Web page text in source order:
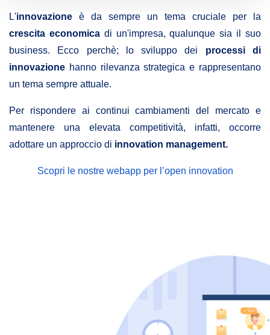
L'innovazione è da sempre un tema cruciale per la
crescita economicadi un'impresa, qualunque sia il suo
business. Ecco perchè; lo sviluppo dei processi di
innovazione hanno rilevanza strategica e rappresentano
un tema sempre attuale.
Per rispondere ai continui cambiamenti del mercato e
mantenere una elevata competitività, infatti, occorre
adottare un approccio di innovation management.
Scopri le nostre webapp per l’open innovation